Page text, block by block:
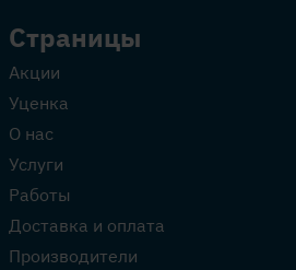
Страницы
Акции
Уценка
О нас
Услуги
Работы
Доставка и оплата
Производители